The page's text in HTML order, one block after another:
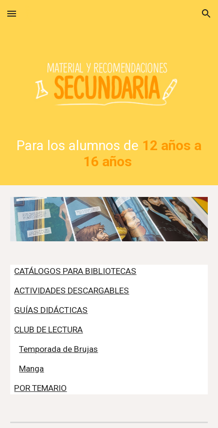
Skip to main content Skip to navigation
Para los alumnos de 12 años a
16 años
CATÁLOGOS PARA BIBLIOTECAS
ACTIVIDADES DESCARGABLES
GUÍAS DIDÁCTICAS
CLUB DE LECTURA
Temporada de Brujas
Manga
POR TEMARIO